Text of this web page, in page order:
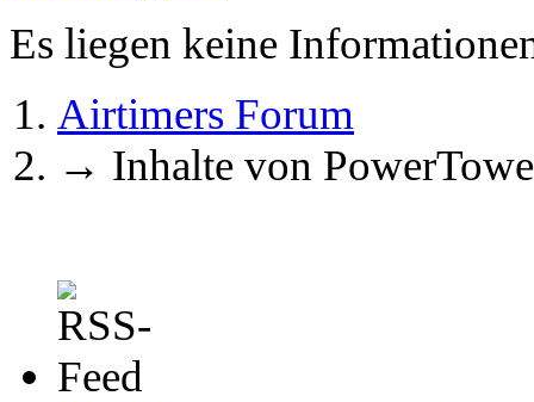
Es liegen keine
Airtimers Forum
→ Inhalte von